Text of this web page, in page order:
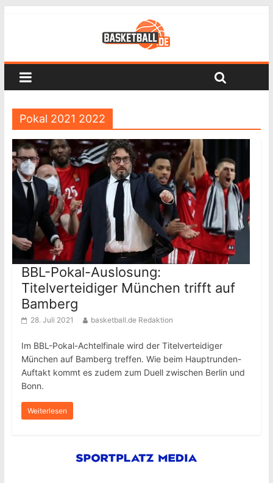
Pokal 2021 2022
BBL-Pokal-Auslosung:
Titelverteidiger München trifft auf
Bamberg
28. Juli 2021 basketball.de Redaktion
Im BBL-Pokal-Achtelfinale wird der Titelverteidiger
München auf Bamberg treffen. Wie beim Hauptrunden-
Auftakt kommt es zudem zum Duell zwischen Berlin und
Bonn.
Weiterlesen